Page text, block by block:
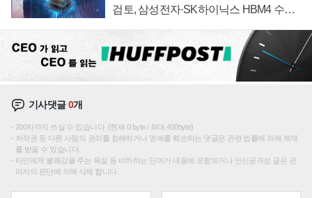
검토, 삼성전자·SK하이닉스 HBM4 수율
기사댓글0개
200자까지 쓰실 수 있습니다. (현재 0 byte / 최대 400byte)
저작권 등 다른 사람의 권리를 침해하거나 명예를 훼손하는 댓글은 관련 법률에 의해 제재
를 받을 수 있습니다.
타인에게 불쾌감을 주는 욕설 등 비하하는 단어가 내용에 포함되거나 인신공격성 글은 관
리자의 판단에 의해 삭제 합니다.